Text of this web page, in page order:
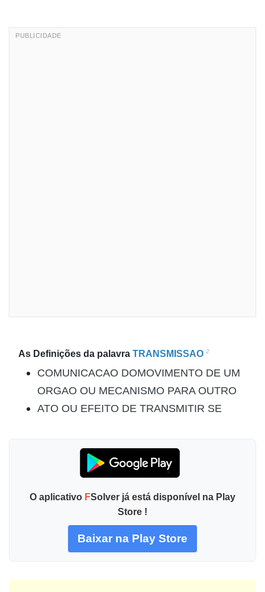
As Definições da palavra TRANSMISSAO 2
COMUNICACAO DOMOVIMENTO DE UM
ORGAO OU MECANISMO PARA OUTRO
ATO OU EFEITO DE TRANSMITIR SE
O aplicativo FSolver já está disponível na Play
Store !
Baixar na Play Store